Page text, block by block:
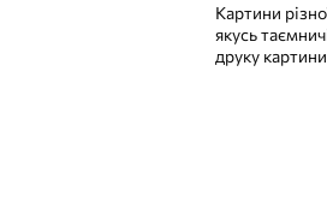
Картини
якусь
друку